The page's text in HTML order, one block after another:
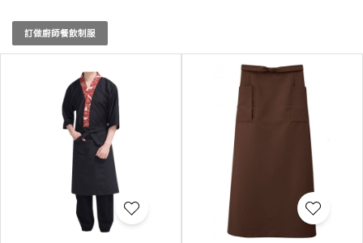
重服裝的美觀，更加重視舒適性和實用性，確保服務人員在
忙碌的工作中仍能保持最佳狀態。選擇iGift的現貨日式餐廳
制服，讓您的餐廳在眾多競爭中脫穎而出，留給客人深刻且
正宗的印象。現貨日式餐廳制服
最少訂購量 -MOQ: 1件起
； 價格：HKD60 / 起, 視乎數量而定。
貨期約需3-7天
訂做廚師餐飲制服